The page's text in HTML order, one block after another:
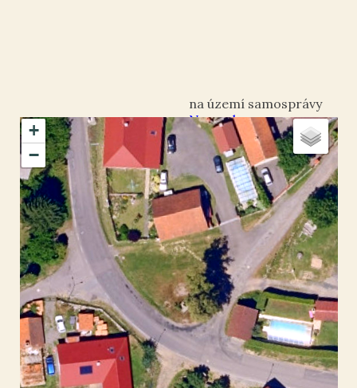
+
−
Nasavrky
okres Chrudim
Ochoz u Nasavrk
49.84732,15.818605
Zvonička